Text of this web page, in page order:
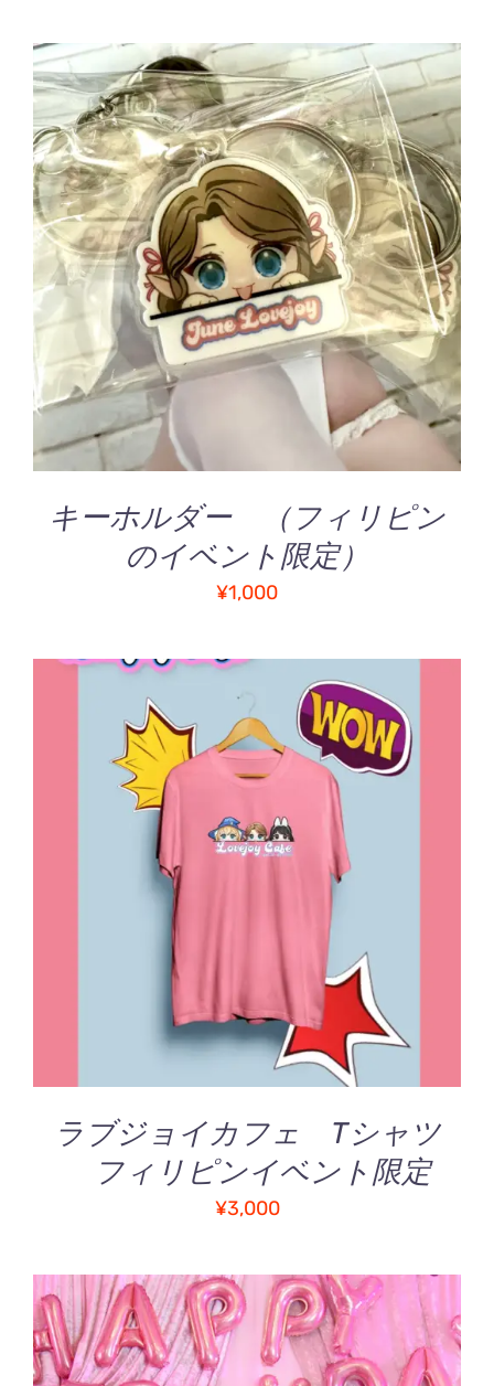
お買い物カゴに追加
/
詳細
キーホルダー （フィリピン
のイベント限定）
¥1,000
お買い物カゴに追加
/
ラブジョイカフェ Tシャツ
フィリピンイベント限定
¥3,000